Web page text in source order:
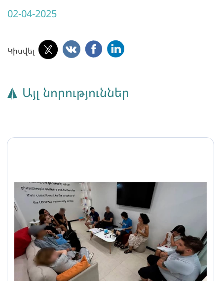
02-04-2025
Կիսվել
Այլ նորություններ